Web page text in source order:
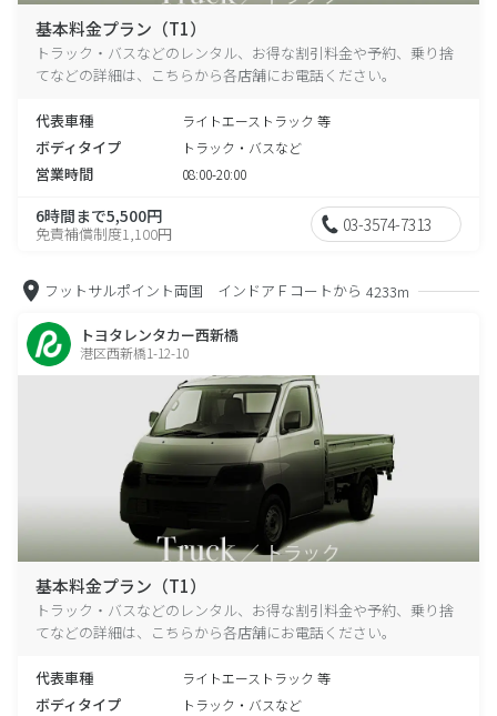
基本料金プラン（T1）
トラック・バスなどのレンタル、お得な割引料金や予約、乗り捨
てなどの詳細は、こちらから各店舗にお電話ください。
代表車種 ライトエーストラック 等
ボディタイプ トラック・バスなど
営業時間 08:00-20:00
6時間まで5,500円
免責補償制度1,100円 03-3574-7313
フットサルポイント両国 インドアＦコートから 4233m
トヨタレンタカー西新橋
港区西新橋1-12-10
基本料金プラン（T1）
トラック・バスなどのレンタル、お得な割引料金や予約、乗り捨
てなどの詳細は、こちらから各店舗にお電話ください。
代表車種 ライトエーストラック 等
ボディタイプ トラック・バスなど